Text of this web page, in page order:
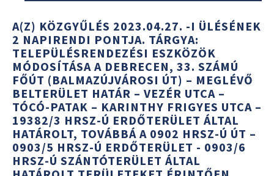
A(Z) KÖZGYŰLÉS 2023.04.27. -I ÜLÉSÉNEK
2 NAPIRENDI PONTJA. TÁRGYA:
TELEPÜLÉSRENDEZÉSI ESZKÖZÖK
MÓDOSÍTÁSA A DEBRECEN, 33. SZÁMÚ
FŐÚT (BALMAZÚJVÁROSI ÚT) – MEGLÉVŐ
BELTERÜLET HATÁR – VEZÉR UTCA –
TÓCÓ-PATAK – KARINTHY FRIGYES UTCA –
19382/3 HRSZ-Ú ERDŐTERÜLET ÁLTAL
HATÁROLT, TOVÁBBÁ A 0902 HRSZ-Ú ÚT –
0903/5 HRSZ-Ú ERDŐTERÜLET - 0903/6
HRSZ-Ú SZÁNTÓTERÜLET ÁLTAL